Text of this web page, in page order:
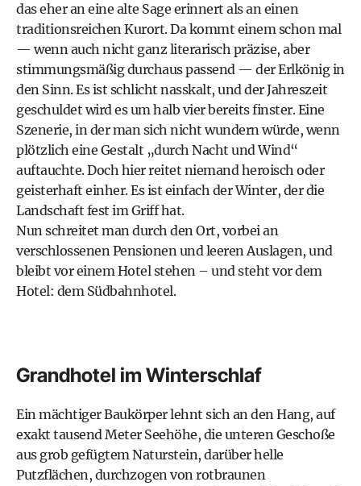
das eher an eine alte Sage erinnert als an einen
traditionsreichen Kurort. Da kommt einem schon mal
— wenn auch nicht ganz literarisch präzise, aber
stimmungsmäßig durchaus passend — der Erlkönig in
den Sinn. Es ist schlicht nasskalt, und der Jahreszeit
geschuldet wird es um halb vier bereits finster. Eine
Szenerie, in der man sich nicht wundern würde, wenn
plötzlich eine Gestalt „durch Nacht und Wind“
auftauchte. Doch hier reitet niemand heroisch oder
geisterhaft einher. Es ist einfach der Winter, der die
Landschaft fest im Griff hat.
Nun schreitet man durch den Ort, vorbei an
verschlossenen Pensionen und leeren Auslagen, und
bleibt vor einem Hotel stehen – und steht vor dem
Hotel: dem Südbahnhotel.
Grandhotel im Winterschlaf
Ein mächtiger Baukörper lehnt sich an den Hang, auf
exakt tausend Meter Seehöhe, die unteren Geschoße
aus grob gefügtem Naturstein, darüber helle
Putzflächen, durchzogen von rotbraunen